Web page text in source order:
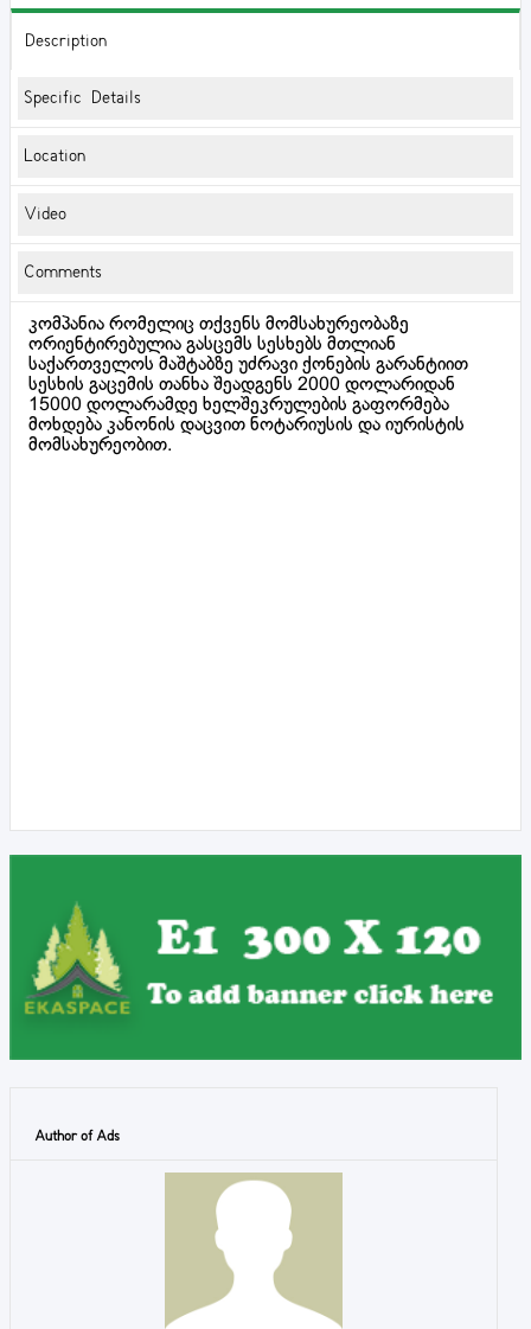
Description
Specific Details
Location
Video
Comments
კომპანია რომელიც თქვენს მომსახურეობაზე
ორიენტირებულია გასცემს სესხებს მთლიან
საქართველოს მაშტაბზე უძრავი ქონების გარანტიით
სესხის გაცემის თანხა შეადგენს 2000 დოლარიდან
15000 დოლარამდე ხელშეკრულების გაფორმება
მოხდება კანონის დაცვით ნოტარიუსის და იურისტის
მომსახურეობით.
Author of Ads